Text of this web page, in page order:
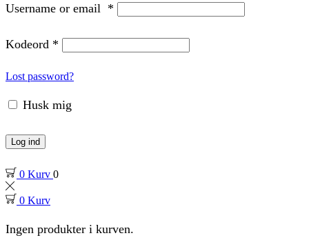
Username or email *
Kodeord *
Lost password?
Husk mig
Log ind
0 Kurv 0
0 Kurv
Ingen produkter i kurven.